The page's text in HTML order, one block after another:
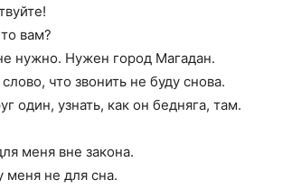
вам?
нужно. Нужен город Магадан.
что звонить не буду снова.
один, узнать, как он бедняга, там.
меня вне закона.
меня не для сна.